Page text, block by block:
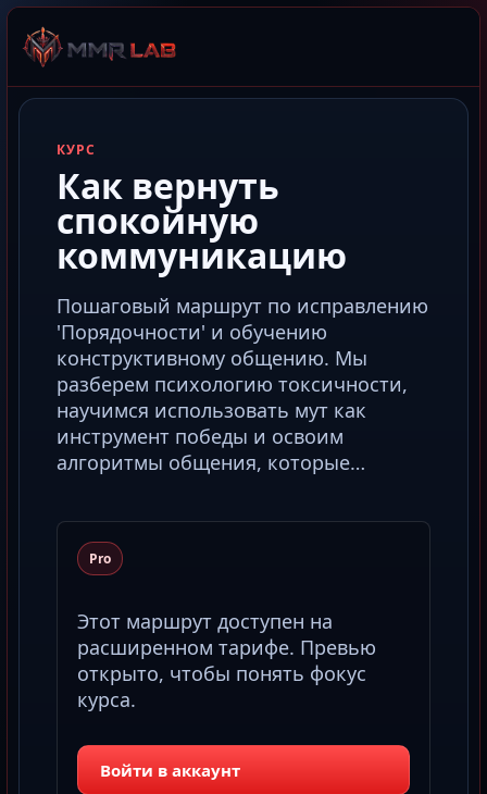
КУРС
Как вернуть
спокойную
коммуникацию
Пошаговый маршрут по исправлению
'Порядочности' и обучению
конструктивному общению. Мы
разберем психологию токсичности,
научимся использовать мут как
инструмент победы и освоим
алгоритмы общения, которые…
Pro
Этот маршрут доступен на
расширенном тарифе. Превью
открыто, чтобы понять фокус
курса.
Войти в аккаунт